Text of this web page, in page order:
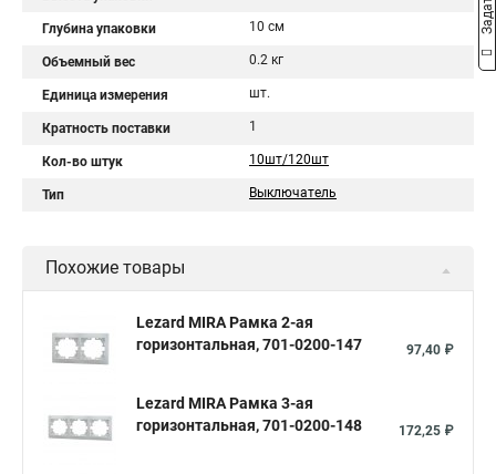
Глубина упаковки 10 см
Объемный вес 0.2 кг
Единица измерения шт.
Кратность поставки 1
Кол-во штук 10шт/120шт
Тип Выключатель
Похожие товары
Lezard MIRA Рамка 2-ая
горизонтальная, 701-0200-147
97,40 ₽
Lezard MIRA Рамка 3-ая
горизонтальная, 701-0200-148
172,25 ₽